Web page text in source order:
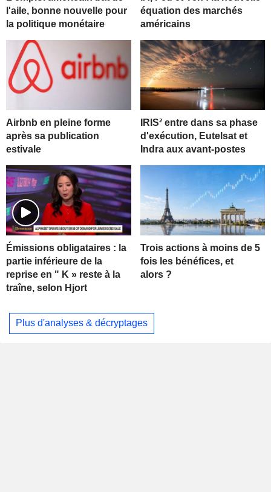
l'aile, bonne nouvelle pour
la politique monétaire
équation des marchés
américains
Airbnb en pleine forme
après sa publication
estivale
IRIS² entre dans sa phase
d'exécution, Eutelsat et
Indra aux avant-postes
Émissions obligataires : la
partie inférieure de la
reprise en " K » reste à la
traîne, selon Hjort
Trois actions à moins de 5
fois les bénéfices, et
alors ?
Plus d'analyses & décryptages